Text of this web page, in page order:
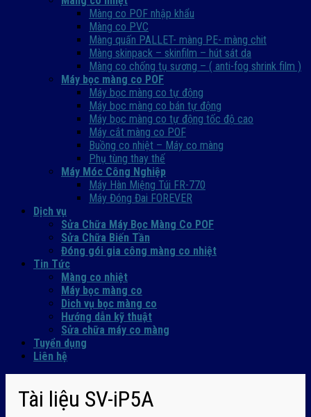
Màng co POF nhập khẩu
Màng co PVC
Màng quấn PALLET- màng PE- màng chit
Màng skinpack – skinfilm – hút sát da
Màng co chống tụ sương – ( anti-fog shrink film )
Máy bọc màng co POF
Máy bọc màng co tự động
Máy bọc màng co bán tự động
Máy bọc màng co tự động tốc độ cao
Máy cắt màng co POF
Buồng co nhiệt – Máy co màng
Phụ tùng thay thế
Máy Móc Công Nghiệp
Máy Hàn Miệng Túi FR-770
Máy Đóng Đai FOREVER
Dịch vụ
Sửa Chữa Máy Bọc Màng Co POF
Sửa Chữa Biến Tần
Đóng gói gia công màng co nhiệt
Tin Tức
Màng co nhiệt
Máy bọc màng co
Dich vụ bọc màng co
Hướng dẫn kỹ thuật
Sửa chữa máy co màng
Tuyển dụng
Liên hệ
Tài liệu SV-iP5A